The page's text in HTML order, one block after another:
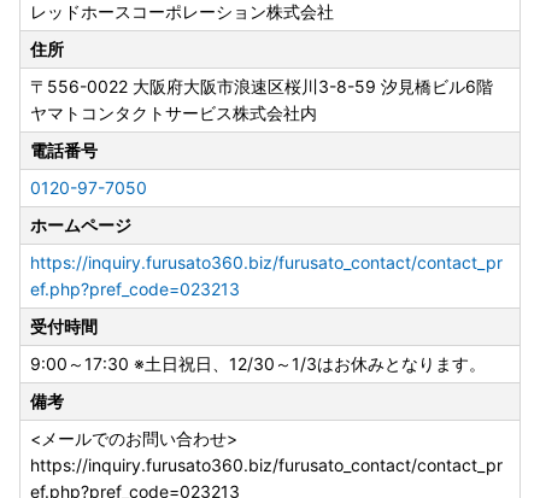
当町へご寄附いただきました方々におかれましては厚く感謝
申し上げます。
このたびの災害による当町返礼品の配達一時停止・遅延等に
つきましては、各配達事業者の対応に準じることになります
ことご承知おきください。
重ねてご理解を賜りますようよろしくお願い申し上げます。
---------------------------------------------------------------
-----------------
『オンラインワンストップ申請について』
■ オンラインワンストップ申請に対応しました（2023年1
2月～）
ワンストップ申請も変更届もオンラインでらくらく！自治体
マイページをご活用ください。
★自治体マイページ URL：https://mypg.jp/auth/login/
※自治体マイページのご利用には会員登録が必要です
※寄附データがマイページに反映されるまで2営業日ほど
レッドホースコーポレーション株式会社
住所
〒556-0022 大阪府大阪市浪速区桜川3-8-59 汐見橋ビル6階
ヤマトコンタクトサービス株式会社内
電話番号
0120-97-7050
ホームページ
https://inquiry.furusato360.biz/furusato_contact/contact_pr
ef.php?pref_code=023213
受付時間
9:00～17:30 ※土日祝日、12/30～1/3はお休みとなります。
備考
<メールでのお問い合わせ>
https://inquiry.furusato360.biz/furusato_contact/contact_pr
ef.php?pref_code=023213